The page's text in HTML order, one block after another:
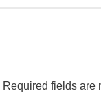
Required fields are